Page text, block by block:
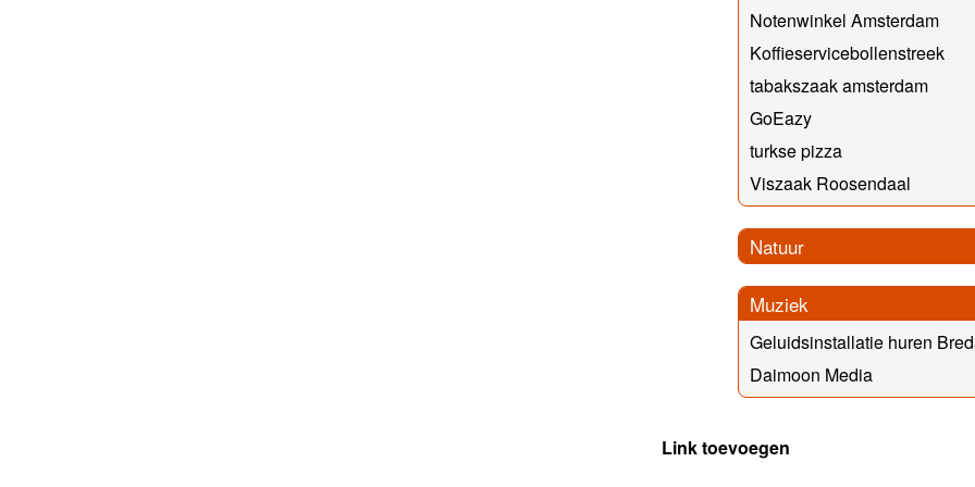
Notenwinkel Amsterdam
Koffieservicebollenstreek
tabakszaak amsterdam
GoEazy
turkse pizza
Viszaak Roosendaal
Natuur
Muziek
Geluidsinstallatie huren
Daimoon Media
Link toevoegen